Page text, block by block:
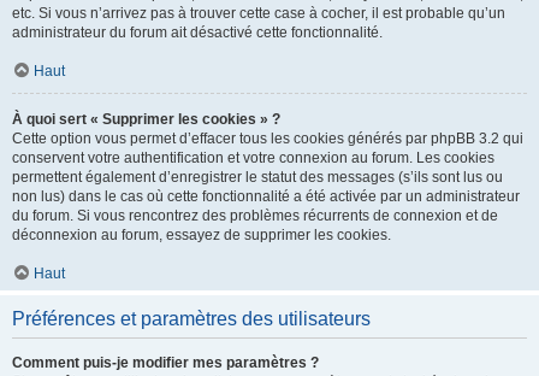
etc. Si vous n’arrivez pas à trouver cette case à cocher, il est probable qu’un
administrateur du forum ait désactivé cette fonctionnalité.
Haut
À quoi sert « Supprimer les cookies » ?
Cette option vous permet d’effacer tous les cookies générés par phpBB 3.2 qui
conservent votre authentification et votre connexion au forum. Les cookies
permettent également d’enregistrer le statut des messages (s’ils sont lus ou
non lus) dans le cas où cette fonctionnalité a été activée par un administrateur
du forum. Si vous rencontrez des problèmes récurrents de connexion et de
déconnexion au forum, essayez de supprimer les cookies.
Haut
Préférences et paramètres des utilisateurs
Comment puis-je modifier mes paramètres ?